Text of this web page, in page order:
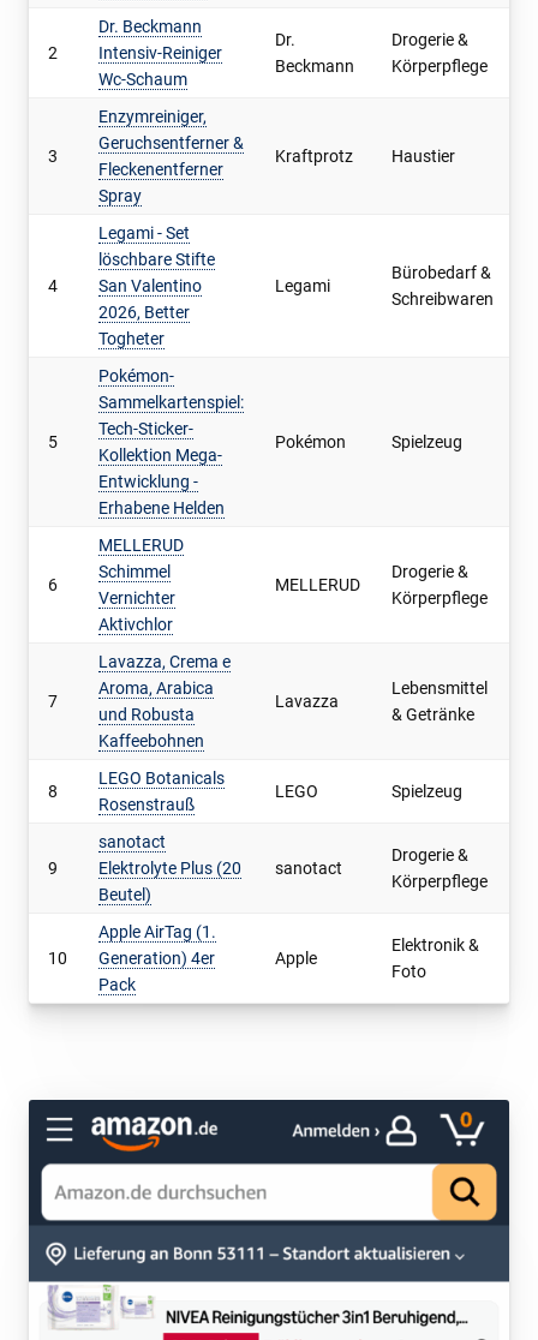
2
Dr. Beckmann
Intensiv-Reiniger
Wc-Schaum
Dr.
Beckmann
Drogerie &
Körperpflege
3
Enzymreiniger,
Geruchsentferner &
Fleckenentferner
Spray
Kraftprotz Haustier
4
Legami - Set
löschbare Stifte
San Valentino
2026, Better
Togheter
Legami
Bürobedarf &
Schreibwaren
5
Pokémon-
Sammelkartenspiel:
Tech-Sticker-
Kollektion Mega-
Entwicklung -
Erhabene Helden
Pokémon Spielzeug
6
MELLERUD
Schimmel
Vernichter
Aktivchlor
MELLERUD
Drogerie &
Körperpflege
7
Lavazza, Crema e
Aroma, Arabica
und Robusta
Kaffeebohnen
Lavazza
Lebensmittel
& Getränke
8
LEGO Botanicals
Rosenstrauß
LEGO Spielzeug
9
sanotact
Elektrolyte Plus (20
Beutel)
sanotact
Drogerie &
Körperpflege
10
Apple AirTag (1.
Generation) 4er
Pack
Apple
Elektronik &
Foto